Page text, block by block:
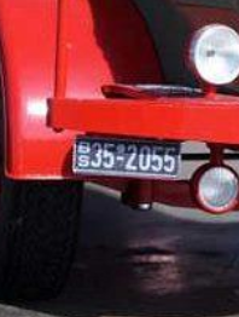
Unsere Geschäftszeiten